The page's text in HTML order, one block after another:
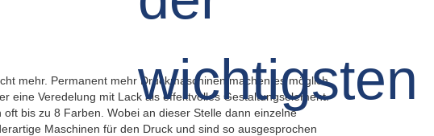
mehr. Permanent mehr Druckmaschinen machen es möglich,
eine Veredelung mit Lack als effektvolles Gestaltungselement.
bis zu 8 Farben. Wobei an dieser Stelle dann einzelne
Maschinen für den Druck und sind so ausgesprochen